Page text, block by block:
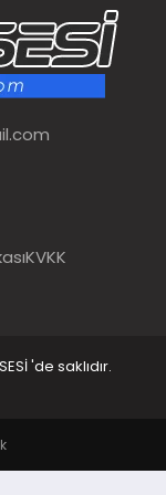
KVKK
'de saklıdır.